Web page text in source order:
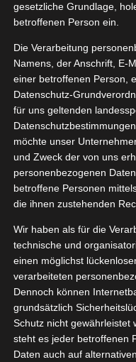
10, 2021
Food
Frühstück
Soul Food Low
Oktober 14, 2021 | Backen
Nahrungsergänzung
,
gesetzliche Grundlage,
betroffenen Person ein.
Die Verarbeitung
Namens, der Anschrift, E-
einer betroffenen Person,
Datenschutz-
für uns geltenden
möchte unser
und Zweck der von uns
personenbezogenen
betroffene Personen
die ihnen zustehenden
Wir haben als für die
technische und
einen möglichst
verarbeiteten
Dennoch können
grundsätzlich
Schutz nicht gewährleistet
steht es jeder betroffenen
Daten auch auf